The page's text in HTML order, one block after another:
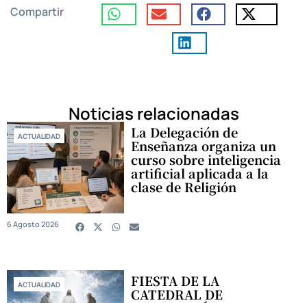
Compartir
Noticias relacionadas
ACTUALIDAD La Delegación de
Enseñanza organiza un
curso sobre inteligencia
artificial aplicada a la
clase de Religión
6 Agosto 2026
ACTUALIDAD FIESTA DE LA
CATEDRAL DE